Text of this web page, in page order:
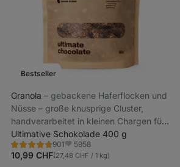
Bestseller
Granola ⁠–⁠ gebackene Haferflocken und
Nüsse – große knusprige Cluster,
handverarbeitet in kleinen Chargen für
maximale Frische, gluten- und
zuckerfrei
Ultimative Schokolade 400 g
901
Bewertung
4.8/5,
901
Favoriten
5958
10,99 CHF(27,48 CHF / 1 kg)